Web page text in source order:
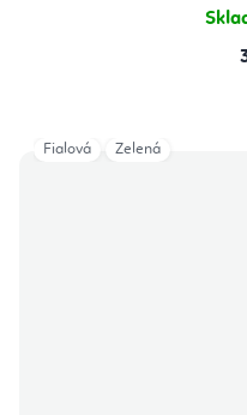
Fialová Zelená